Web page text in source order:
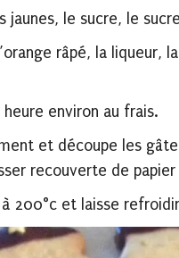
jaunes, le sucre, le
râpé, la liqueur,
heure environ au frais.
et découpe les
recouverte de
200°c et laisse